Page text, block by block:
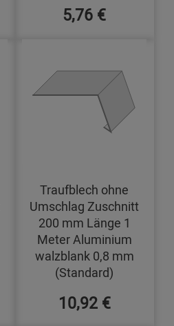
5,76 €
Traufblech ohne
Umschlag Zuschnitt
200 mm Länge 1
Meter Aluminium
walzblank 0,8 mm
(Standard)
10,92 €